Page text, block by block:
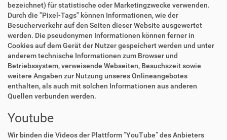
bezeichnet) für statistische oder Marketingzwecke verwenden.
Durch die "Pixel-Tags" können Informationen, wie der
Besucherverkehr auf den Seiten dieser Website ausgewertet
werden. Die pseudonymen Informationen können ferner in
Cookies auf dem Gerät der Nutzer gespeichert werden und unter
anderem technische Informationen zum Browser und
Betriebssystem, verweisende Webseiten, Besuchszeit sowie
weitere Angaben zur Nutzung unseres Onlineangebotes
enthalten, als auch mit solchen Informationen aus anderen
Quellen verbunden werden.
Youtube
Wir binden die Videos der Plattform “YouTube” des Anbieters